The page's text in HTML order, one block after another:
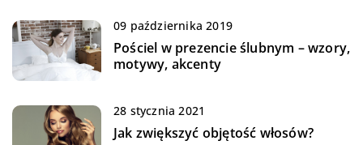
09 października 2019
Pościel w prezencie ślubnym – wzory,
motywy, akcenty
28 stycznia 2021
Jak zwiększyć objętość włosów?